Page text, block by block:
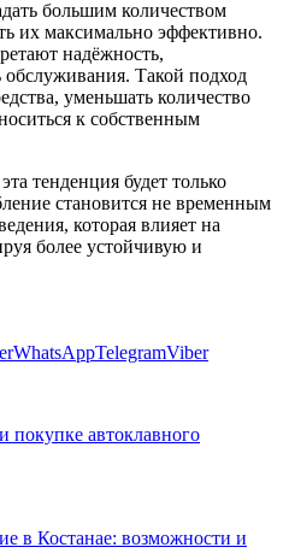
большим количеством
их максимально эффективно.
надёжность,
обслуживания. Такой подход
уменьшать количество
к собственным
тенденция будет только
становится не временным
которая влияет на
более устойчивую и
WhatsAppTelegramViber
покупке автоклавного
в Костанае: возможности и